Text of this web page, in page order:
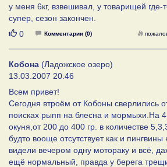
у меня 6кг, взвешивал, у товарищей где-
супер, сезон закончен.
Нравится
0 Комментарии (0)
Кобона (Ладожское озеро)
13.03.2007 20:46
Всем привет!
Сегодня втроём от Кобоны сверлились
поисках рыпп на блесна и мормыхи.На
окуня,от 200 до 400 гр. в количестве
будто вооще отсутствует как и пингвины
видели вечером одну мотораку и всё,
ещё нормальный, правда у берега